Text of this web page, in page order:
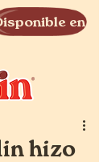
en
hizo